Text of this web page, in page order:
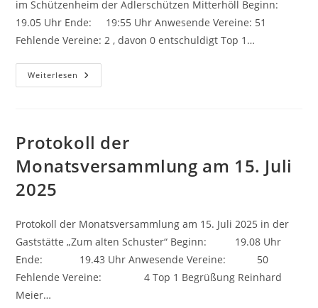
im Schützenheim der Adlerschützen Mitterhöll Beginn:
19.05 Uhr Ende: 19:55 Uhr Anwesende Vereine: 51
Fehlende Vereine: 2 , davon 0 entschuldigt Top 1…
Weiterlesen Protokoll
Der
2025
Protokoll der
Monatsversammlung am 15. Juli
2025
Protokoll der Monatsversammlung am 15. Juli 2025 in der
Gaststätte „Zum alten Schuster“ Beginn: 19.08 Uhr
Ende: 19.43 Uhr Anwesende Vereine: 50
Fehlende Vereine: 4 Top 1 Begrüßung Reinhard
Meier…